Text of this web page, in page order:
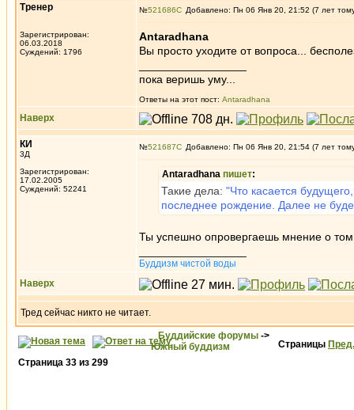
Тренер
Зарегистрирован:
06.03.2018
Суждений: 1796
№521686 Добавлено: Пн 06 Янв 20, 21:52 (7 лет
Antaradhana
Вы просто уходите от вопроса...
пока веришь уму...
Ответы на этот пост: Antaradhana
Наверх
КИ
3Д
Зарегистрирован:
17.02.2005
Суждений: 52241
№521687 Добавлено: Пн 06 Янв 20, 21:54 (7 лет
Antaradhana пишет:
Такие дела: "Что касается
последнее рождение. Далее не
Ты успешно опровергаешь мнение о
Буддизм чистой воды
Наверх
Тред сейчас никто не читает.
Буддийские форумы ->
Южный буддизм
Страницы Пред.
Страница 33 из 299